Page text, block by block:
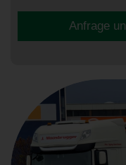
Anfrage